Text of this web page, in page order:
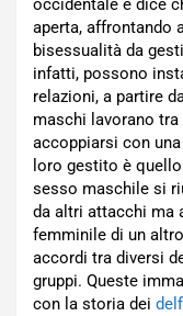
occidentale e dice
aperta, affrontando
bisessualità da
infatti, possono
relazioni, a partire
maschi lavorano
accoppiarsi con
loro gestito è
sesso maschile si
da altri attacchi ma
femminile di un
accordi tra diversi
gruppi. Queste
con la storia dei